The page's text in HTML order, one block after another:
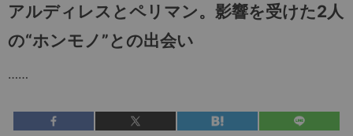
アルディレスとペリマン。影響を受けた2人
の“ホンモノ”との出会い
……